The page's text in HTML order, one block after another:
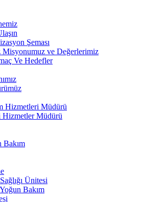
Şeması
ve Değerlerimiz
Ve Hedefler
Hizmetleri Müdürü
Müdürü
Bakım
Ünitesi
Bakım